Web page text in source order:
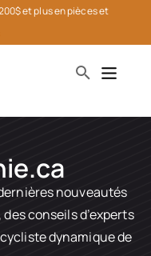
et plus en pièces et
nouveautés
conseils d’experts
dynamique de